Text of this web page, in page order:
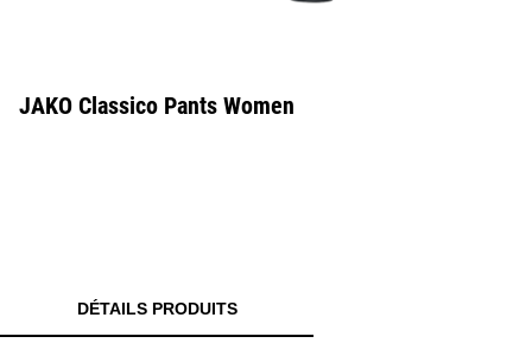
JAKO Classico Pants Women
DÉTAILS PRODUITS